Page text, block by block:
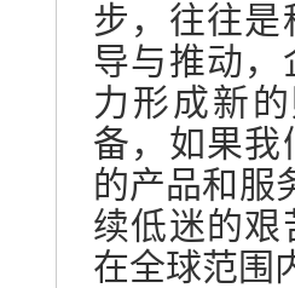
步，往往是
导与推动，
力形成新
备，如果我
的产品和服
续低迷的艰
在全球范围